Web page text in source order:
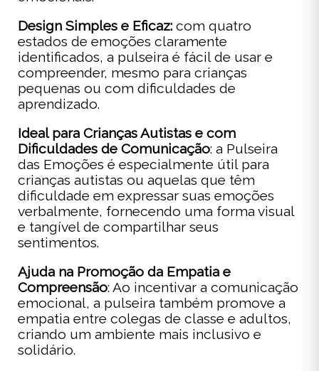
Design Simples e Eficaz: com quatro
estados de emoções claramente
identificados, a pulseira é fácil de usar e
compreender, mesmo para crianças
pequenas ou com dificuldades de
aprendizado.
Ideal para Crianças Autistas e com
Dificuldades de Comunicação: a Pulseira
das Emoções é especialmente útil para
crianças autistas ou aquelas que têm
dificuldade em expressar suas emoções
verbalmente, fornecendo uma forma visual
e tangível de compartilhar seus
sentimentos.
Ajuda na Promoção da Empatia e
Compreensão: Ao incentivar a comunicação
emocional, a pulseira também promove a
empatia entre colegas de classe e adultos,
criando um ambiente mais inclusivo e
solidário.